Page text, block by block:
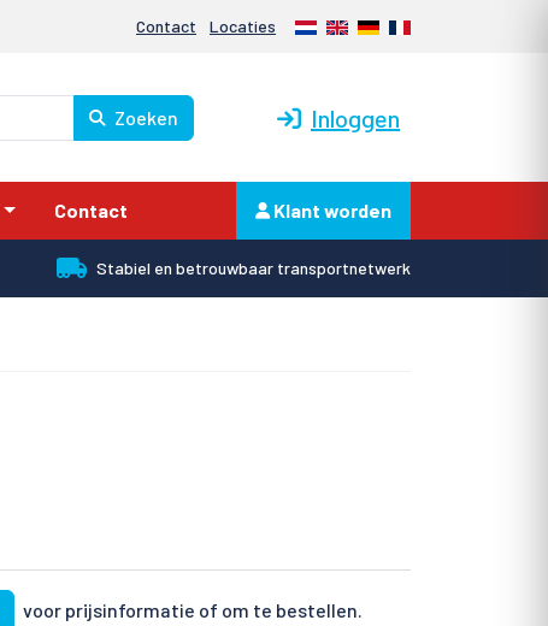
Contact Locaties Nederlands
EnglishDeutschFrançais
Zoeken Inloggen
Contact Klant worden
Stabiel en betrouwbaar transportnetwerk
voor prijsinformatie of om te bestellen.